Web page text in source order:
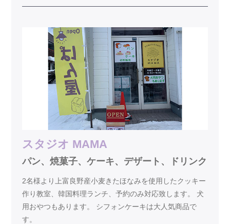
スタジオ MAMA
パン、焼菓子、ケーキ、デザート、ドリンク
2名様より上富良野産小麦きたほなみを使用したクッキー
作り教室、韓国料理ランチ、予約のみ対応致します。 犬
用おやつもあります。 シフォンケーキは大人気商品で
す。